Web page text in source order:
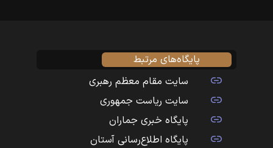
پایگاه‌های مرتبط
سایت مقام معظم رهبری
سایت ریاست جمهوری
پایگاه خبری جماران
پایگاه اطلاع‌رسانی آستان